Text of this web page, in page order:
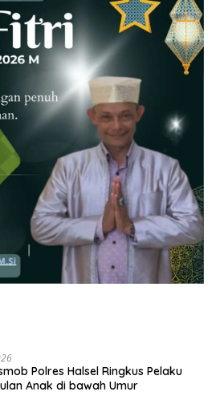
Polres Halsel Ringkus Pelaku
Anak di bawah Umur